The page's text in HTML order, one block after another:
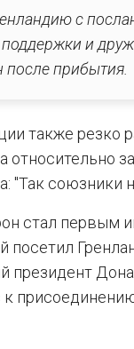
с
и
прибытия.
также резко
относительно
"Так союзники
стал первым
посетил
президент
к